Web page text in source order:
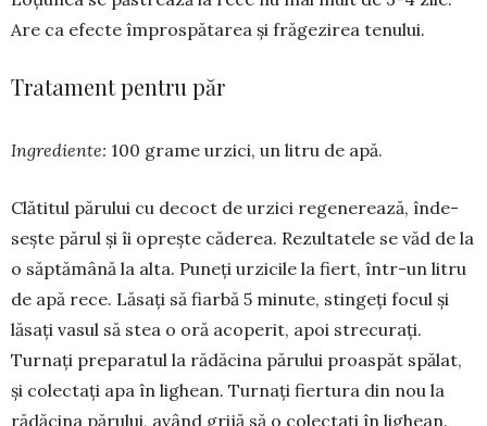
Are ca efecte împrospătarea şi frăge­zirea tenului.
Tratament pentru păr
Ingrediente: 100 grame urzici, un li­tru de apă.
Clătitul părului cu decoct de urzici re­generează, înde­
seşte părul şi îi o­preşte căderea. Re­zul­tatele se văd de la
o săptămână la alta. Puneţi urzicile la fiert, într-un litru
de apă rece. Lă­sați să fiarbă 5 minute, stingeți focul și
lăsaţi vasul să stea o oră aco­perit, apoi strecurați.
Turnaţi prepa­ratul la rădăcina părului proaspăt spălat,
şi colectaţi apa în lighean. Tur­naţi fier­tura din nou la
rădăcina părului, a­vând grijă să o colectaţi în li­ghean.